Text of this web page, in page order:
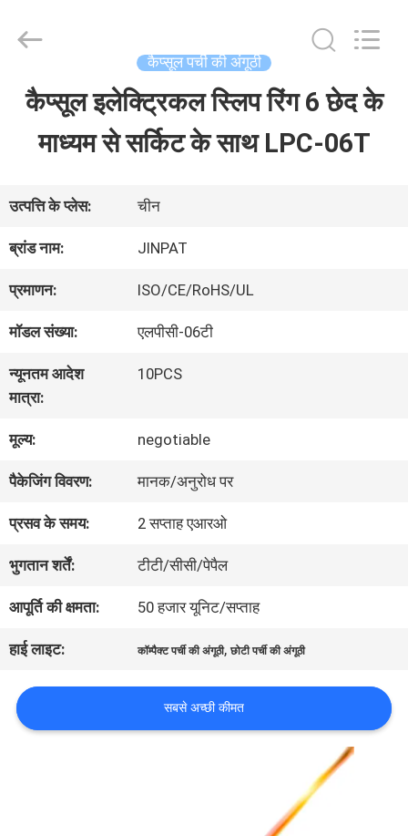
घर
वीआर
दिखाएँ
हमारे
बारे
में
कारखाना
भ्रमण
गुणवत्ता
नियंत्रण
संपर्क
Electronics
Rights
कैप्सूल पर्ची की अंगूठी
कैप्सूल इलेक्ट्रिकल स्लिप रिंग 6 छेद के
माध्यम से सर्किट के साथ LPC-06T
उत्पत्ति के प्लेस: चीन
ब्रांड नाम: JINPAT
प्रमाणन: ISO/CE/RoHS/UL
मॉडल संख्या: एलपीसी-06टी
न्यूनतम आदेश
मात्रा:
10PCS
मूल्य: negotiable
पैकेजिंग विवरण: मानक/अनुरोध पर
प्रसव के समय: 2 सप्ताह एआरओ
भुगतान शर्तें: टीटी/सीसी/पेपैल
आपूर्ति की क्षमता: 50 हजार यूनिट/सप्ताह
हाई लाइट: कॉम्पैक्ट पर्ची की अंगूठी,छोटी पर्ची की अंगूठी
सबसे अच्छी कीमत